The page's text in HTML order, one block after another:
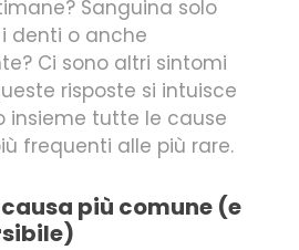
Sanguina solo
denti o anche
Ci sono altri sintomi
risposte si intuisce
insieme tutte le cause
frequenti alle più rare.
più comune (e